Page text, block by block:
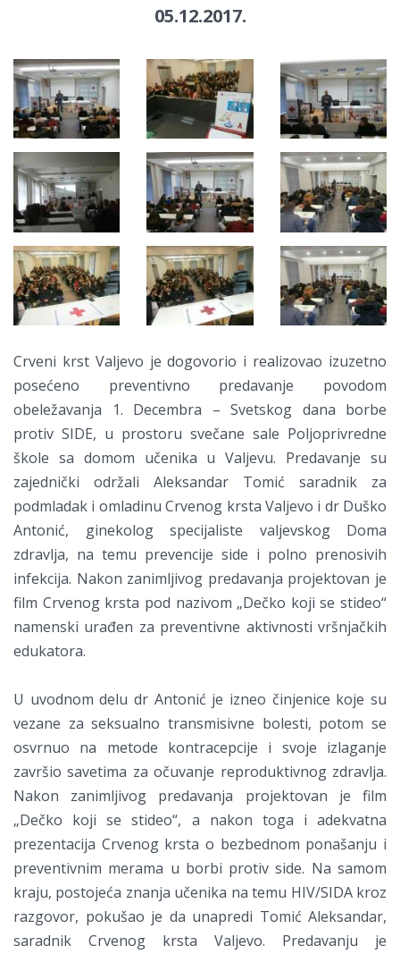
05.12.2017.
Crveni krst Valjevo je dogovorio i realizovao izuzetno
posećeno preventivno predavanje povodom
obeležavanja 1. Decembra – Svetskog dana borbe
protiv SIDE, u prostoru svečane sale Poljoprivredne
škole sa domom učenika u Valjevu. Predavanje su
zajednički održali Aleksandar Tomić saradnik za
podmladak i omladinu Crvenog krsta Valjevo i dr Duško
Antonić, ginekolog specijaliste valjevskog Doma
zdravlja, na temu prevencije side i polno prenosivih
infekcija. Nakon zanimljivog predavanja projektovan je
film Crvenog krsta pod nazivom „Dečko koji se stideo“
namenski urađen za preventivne aktivnosti vršnjačkih
edukatora.
U uvodnom delu dr Antonić je izneo činjenice koje su
vezane za seksualno transmisivne bolesti, potom se
osvrnuo na metode kontracepcije i svoje izlaganje
završio savetima za očuvanje reproduktivnog zdravlja.
Nakon zanimljivog predavanja projektovan je film
„Dečko koji se stideo“, a nakon toga i adekvatna
prezentacija Crvenog krsta o bezbednom ponašanju i
preventivnim merama u borbi protiv side. Na samom
kraju, postojeća znanja učenika na temu HIV/SIDA kroz
razgovor, pokušao je da unapredi Tomić Aleksandar,
saradnik Crvenog krsta Valjevo. Predavanju je